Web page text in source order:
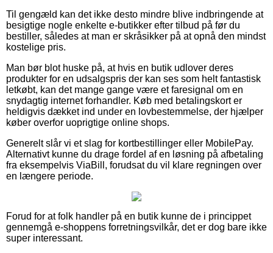
Til gengæld kan det ikke desto mindre blive indbringende at
besigtige nogle enkelte e-butikker efter tilbud på før du
bestiller, således at man er skråsikker på at opnå den mindst
kostelige pris.
Man bør blot huske på, at hvis en butik udlover deres
produkter for en udsalgspris der kan ses som helt fantastisk
letkøbt, kan det mange gange være et faresignal om en
snydagtig internet forhandler. Køb med betalingskort er
heldigvis dækket ind under en lovbestemmelse, der hjælper
køber overfor uoprigtige online shops.
Generelt slår vi et slag for kortbestillinger eller MobilePay.
Alternativt kunne du drage fordel af en løsning på afbetaling
fra eksempelvis ViaBill, forudsat du vil klare regningen over
en længere periode.
Forud for at folk handler på en butik kunne de i princippet
gennemgå e-shoppens forretningsvilkår, det er dog bare ikke
super interessant.